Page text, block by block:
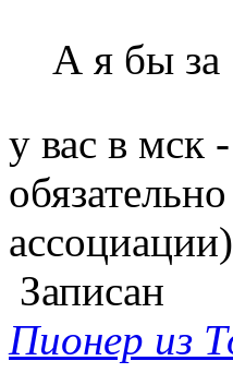
А я бы за
у вас в мск
ассоциации)
Записан
Пионер из